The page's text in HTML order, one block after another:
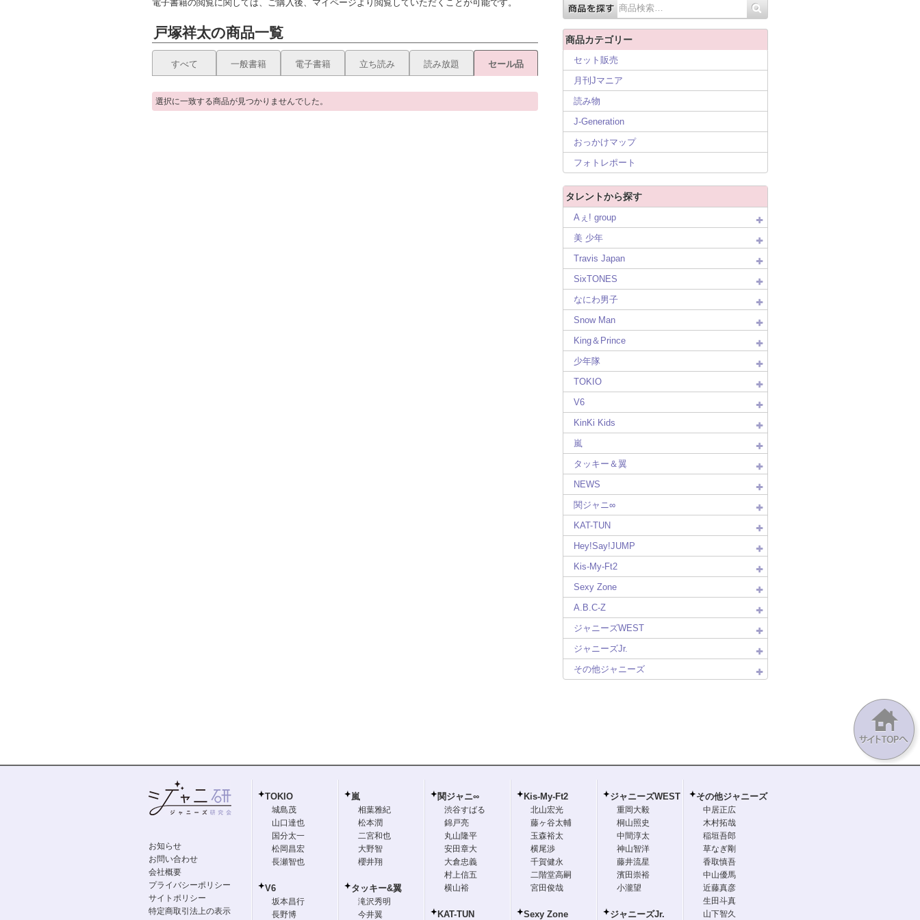
電子書籍の閲覧に関しては、ご購入後、マイページより閲覧していただくことが可能です。
戸塚祥太の商品一覧
すべて 一般書籍 電子書籍 立ち読み 読み放題 セール品
選択に一致する商品が見つかりませんでした。
商品カテゴリー
セット販売
月刊Jマニア
読み物
J-Generation
おっかけマップ
フォトレポート
タレントから探す
Aぇ! group
美 少年
Travis Japan
SixTONES
なにわ男子
Snow Man
King＆Prince
少年隊
TOKIO
V6
KinKi Kids
嵐
タッキー＆翼
NEWS
関ジャニ∞
KAT-TUN
Hey!Say!JUMP
Kis-My-Ft2
Sexy Zone
A.B.C-Z
ジャニーズWEST
ジャニーズJr.
その他ジャニーズ
お知らせ
お問い合わせ
会社概要
プライバシーポリシー
サイトポリシー
特定商取引法上の表示
TOKIO
城島茂
山口達也
国分太一
松岡昌宏
長瀬智也
V6
坂本昌行
長野博
嵐
相葉雅紀
松本潤
二宮和也
大野智
櫻井翔
タッキー&翼
滝沢秀明
今井翼
関ジャニ∞
渋谷すばる
錦戸亮
丸山隆平
安田章大
大倉忠義
村上信五
横山裕
KAT-TUN
Kis-My-Ft2
北山宏光
藤ヶ谷太輔
玉森裕太
横尾渉
千賀健永
二階堂高嗣
宮田俊哉
Sexy Zone
ジャニーズWEST
重岡大毅
桐山照史
中間淳太
神山智洋
藤井流星
濱田崇裕
小瀧望
ジャニーズJr.
その他ジャニーズ
中居正広
木村拓哉
稲垣吾郎
草なぎ剛
香取慎吾
中山優馬
近藤真彦
生田斗真
山下智久